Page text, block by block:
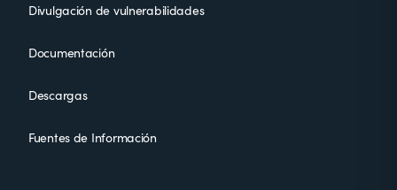
Divulgación de vulnerabilidades
Documentación
Descargas
Fuentes de Información